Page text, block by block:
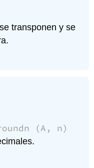
se transponen y se
(A, n)